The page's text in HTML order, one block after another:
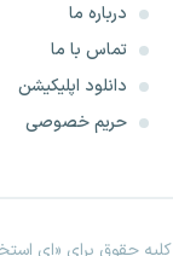
درباره ما
تماس با ما
دانلود اپلیکیشن
حریم خصوصی
کلیه حقوق برای «ای